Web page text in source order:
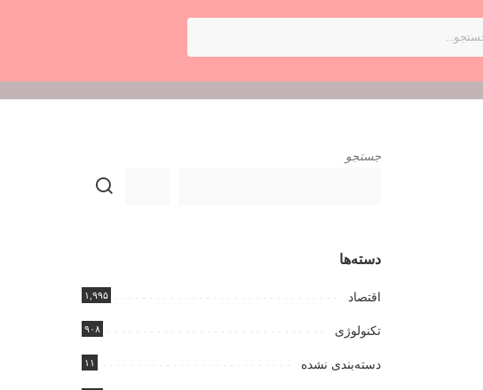
جستجو
دسته‌ها
اقتصاد ۱,۹۹۵
تکنولوژی ۹۰۸
دسته‌بندی نشده ۱۱